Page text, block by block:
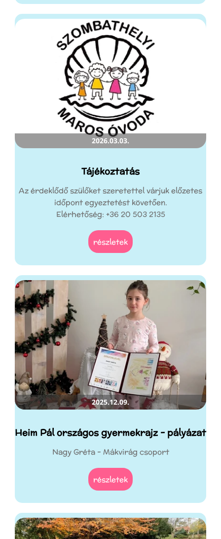
2026.03.03.
Tájékoztatás
Az érdeklődő szülőket szeretettel várjuk előzetes
időpont egyeztetést követően.
Elérhetőség: +36 20 503 2135
részletek
2025.12.09.
Heim Pál országos gyermekrajz - pályázat
Nagy Gréta - Mákvirág csoport
részletek